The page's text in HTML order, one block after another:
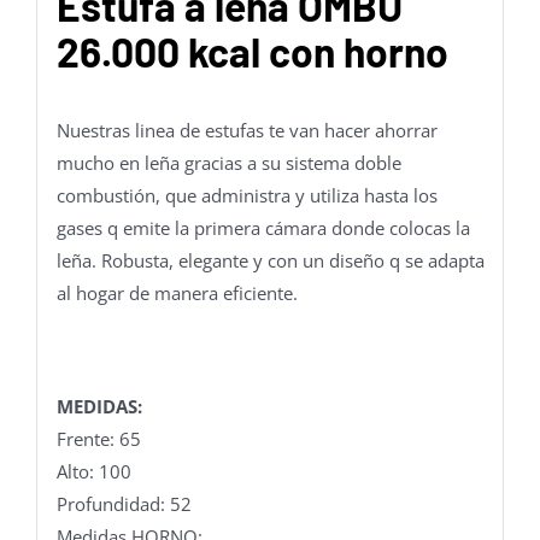
26.000 kcal con horno
Nuestras linea de estufas te van hacer ahorrar
mucho en leña gracias a su sistema doble
combustión, que administra y utiliza hasta los
gases q emite la primera cámara donde colocas la
leña. Robusta, elegante y con un diseño q se adapta
al hogar de manera eficiente.
MEDIDAS:
Frente: 65
Alto: 100
Profundidad: 52